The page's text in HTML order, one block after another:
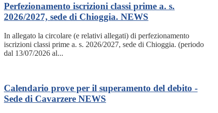
Perfezionamento iscrizioni classi prime a. s.
2026/2027, sede di Chioggia. NEWS
In allegato la circolare (e relativi allegati) di perfezionamento
iscrizioni classi prime a. s. 2026/2027, sede di Chioggia. (periodo
dal 13/07/2026 al...
Calendario prove per il superamento del debito -
Sede di Cavarzere NEWS